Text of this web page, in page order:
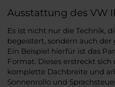
Ausstattung des VW
Es ist nicht nur die Technik,
begeistert, sondern auch der
Ein Beispiel hierfür ist das
Format. Dieses erstreckt
komplette Dachbreite und
Sonnenrollo und